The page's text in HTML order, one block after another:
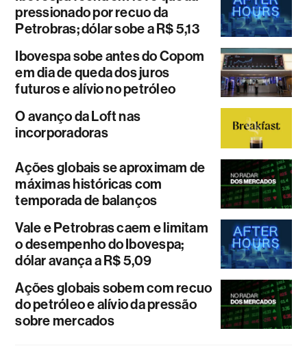
pressionado por recuo da
Petrobras; dólar sobe a R$ 5,13
Ibovespa sobe antes do Copom
em dia de queda dos juros
futuros e alívio no petróleo
O avanço da Loft nas
incorporadoras
Ações globais se aproximam de
máximas históricas com
temporada de balanços
Vale e Petrobras caem e limitam
o desempenho do Ibovespa;
dólar avança a R$ 5,09
Ações globais sobem com recuo
do petróleo e alívio da pressão
sobre mercados